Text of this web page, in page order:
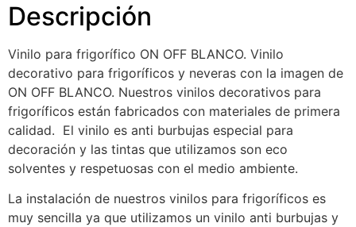
Descripción
Vinilo para frigorífico ON OFF BLANCO. Vinilo
decorativo para frigoríficos y neveras con la imagen de
ON OFF BLANCO. Nuestros vinilos decorativos para
frigoríficos están fabricados con materiales de primera
calidad. El vinilo es anti burbujas especial para
decoración y las tintas que utilizamos son eco
solventes y respetuosas con el medio ambiente.
La instalación de nuestros vinilos para frigoríficos es
muy sencilla ya que utilizamos un vinilo anti burbujas y